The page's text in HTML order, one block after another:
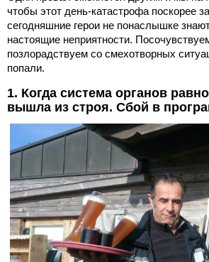
чтобы этот день-катастрофа поскорее
сегодняшние герои не понаслышке
настоящие неприятности.
позлорадствуем со смехотворных
попали.
1. Когда система органов
вышла из строя. Сбой в